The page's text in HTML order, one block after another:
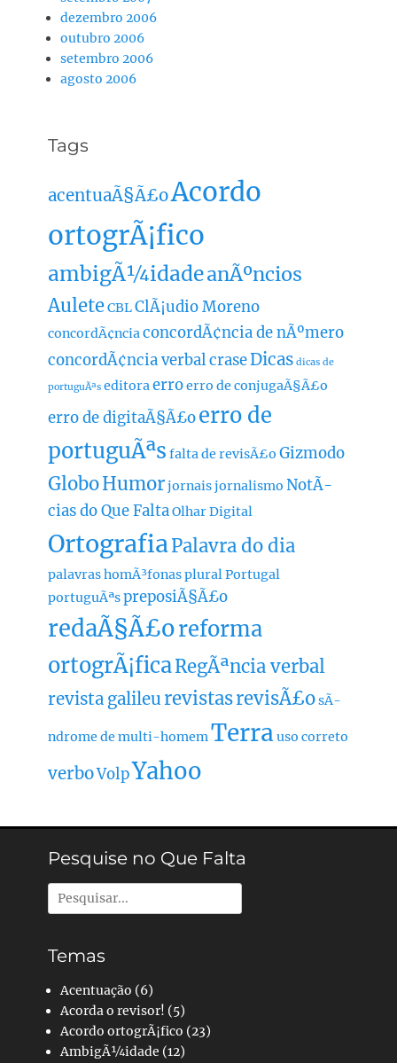
dezembro 2006
outubro 2006
setembro 2006
agosto 2006
Tags
acentuaÃ§Ã£oAcordo
ortogrÃ¡fico
ambigÃ¼idadeanÃºncios
AuleteCBLClÃ¡udio Moreno
concordÃ¢nciaconcordÃ¢ncia de nÃºmero
concordÃ¢ncia verbalcraseDicas dicas de
portuguÃªs editoraerroerro de conjugaÃ§Ã£o
erro de digitaÃ§Ã£oerro de
portuguÃªs falta de revisÃ£o Gizmodo
GloboHumorjornaisjornalismo NotÃ­
cias do Que FaltaOlhar Digital
OrtografiaPalavra do dia
palavras homÃ³fonaspluralPortugal
portuguÃªspreposiÃ§Ã£o
redaÃ§Ã£oreforma
ortogrÃ¡ficaRegÃªncia verbal
revista galileurevistasrevisÃ£osÃ­
ndrome de multi-homemTerra uso correto
verboVolpYahoo
Pesquise no Que Falta
Pesquisar
por:
Temas
Acentuação (6)
Acorda o revisor! (5)
Acordo ortogrÃ¡fico (23)
AmbigÃ¼idade (12)